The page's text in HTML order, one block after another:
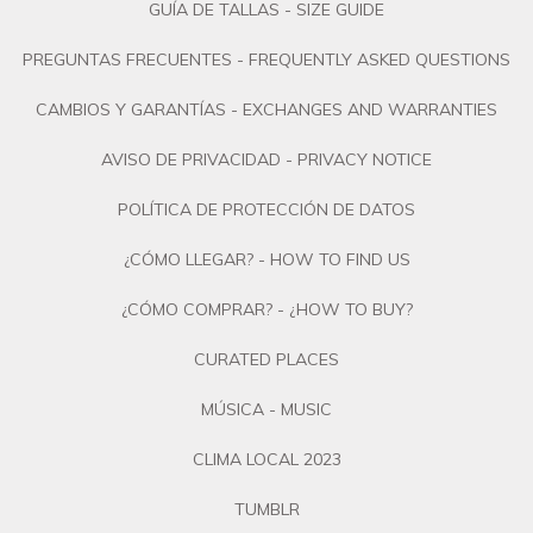
GUÍA DE TALLAS - SIZE GUIDE
PREGUNTAS FRECUENTES - FREQUENTLY ASKED QUESTIONS
CAMBIOS Y GARANTÍAS - EXCHANGES AND WARRANTIES
AVISO DE PRIVACIDAD - PRIVACY NOTICE
POLÍTICA DE PROTECCIÓN DE DATOS
¿CÓMO LLEGAR? - HOW TO FIND US
¿CÓMO COMPRAR? - ¿HOW TO BUY?
CURATED PLACES
MÚSICA - MUSIC
CLIMA LOCAL 2023
TUMBLR